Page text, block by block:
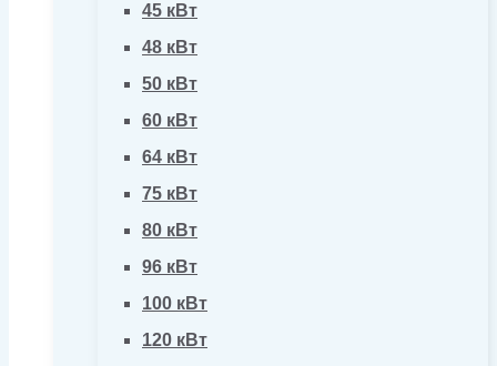
45 кВт
48 кВт
50 кВт
60 кВт
64 кВт
75 кВт
80 кВт
96 кВт
100 кВт
120 кВт